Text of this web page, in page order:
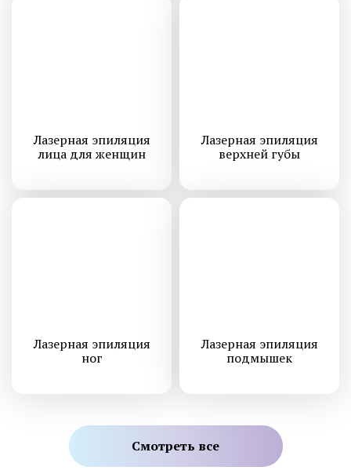
Лазерная эпиляция
лица для женщин
Лазерная эпиляция
верхней губы
Лазерная эпиляция
ног
Лазерная эпиляция
подмышек
Смотреть все